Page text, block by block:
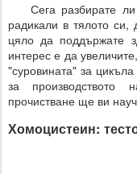
Сега разбирате ли
радикали в тялото си,
цяло да поддържате
интерес е да
"суровината" за
за производството
прочистване ще ви
Хомоцистеин: